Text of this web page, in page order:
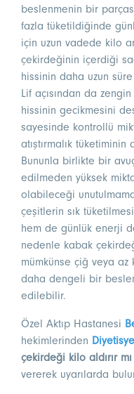
beslenmenin bir
fazla tüketildiğinde
için uzun vadede kilo
çekirdeğinin içerdiği
hissinin daha uzun
Lif açısından da
hissinin gecikmesini
sayesinde kontrollü
atıştırmalık
Bununla birlikte bir
edilmeden yüksek
olabileceği
çeşitlerin sık
hem de günlük enerji
nedenle kabak
mümkünse çiğ veya
daha dengeli bir
edilebilir.
Özel Aktıp Hastanesi
hekimlerinden
çekirdeği kilo aldırır mı
vererek uyarılarda